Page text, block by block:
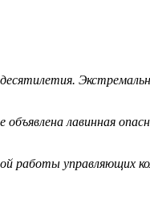
лавинная
работы управляющих